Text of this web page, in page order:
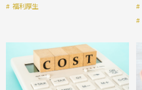
# 福利厚生 #
#